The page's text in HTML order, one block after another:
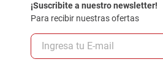
¡Suscribite a nuestro newsletter!
Para recibir nuestras ofertas